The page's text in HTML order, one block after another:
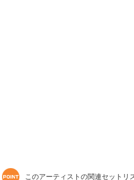
このアーティストの関連セットリ